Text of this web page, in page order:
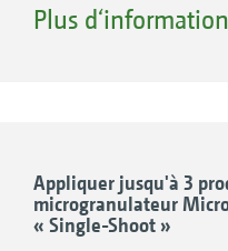
Shoot où les deux
électrique en
bien accessible.
Plus
Appliquer jusqu'à 3
microgranulateur
« Single-Shoot »